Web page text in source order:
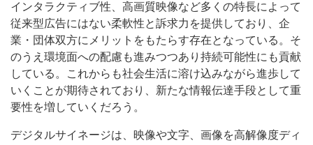
インタラクティブ性、高画質映像など多くの特長によって
従来型広告にはない柔軟性と訴求力を提供しており、企
業・団体双方にメリットをもたらす存在となっている。そ
のうえ環境面への配慮も進みつつあり持続可能性にも貢献
している。これからも社会生活に溶け込みながら進歩して
いくことが期待されており、新たな情報伝達手段として重
要性を増していくだろう。
デジタルサイネージは、映像や文字、画像を高解像度ディ